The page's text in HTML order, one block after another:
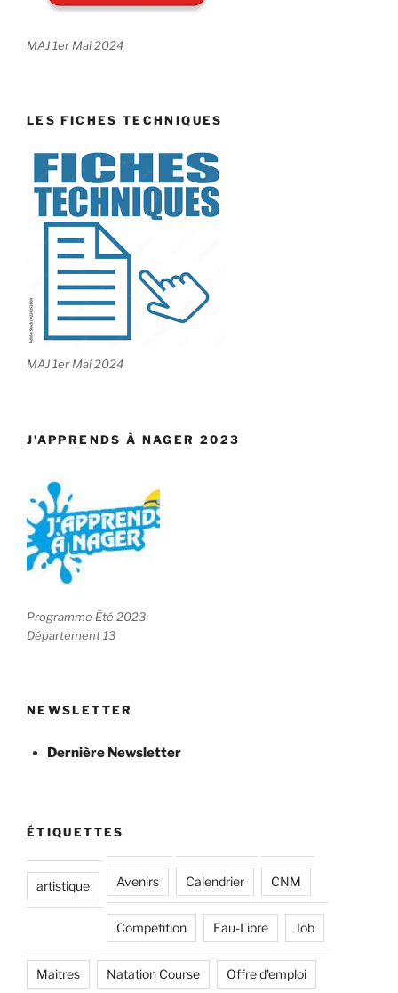
MAJ 1er Mai 2024
LES FICHES TECHNIQUES
MAJ 1er Mai 2024
J’APPRENDS À NAGER 2023
Programme Été 2023
Département 13
NEWSLETTER
Dernière Newsletter
ÉTIQUETTES
artistique Avenirs Calendrier CNM
Compétition Eau-Libre Job
Maitres Natation Course Offre d'emploi